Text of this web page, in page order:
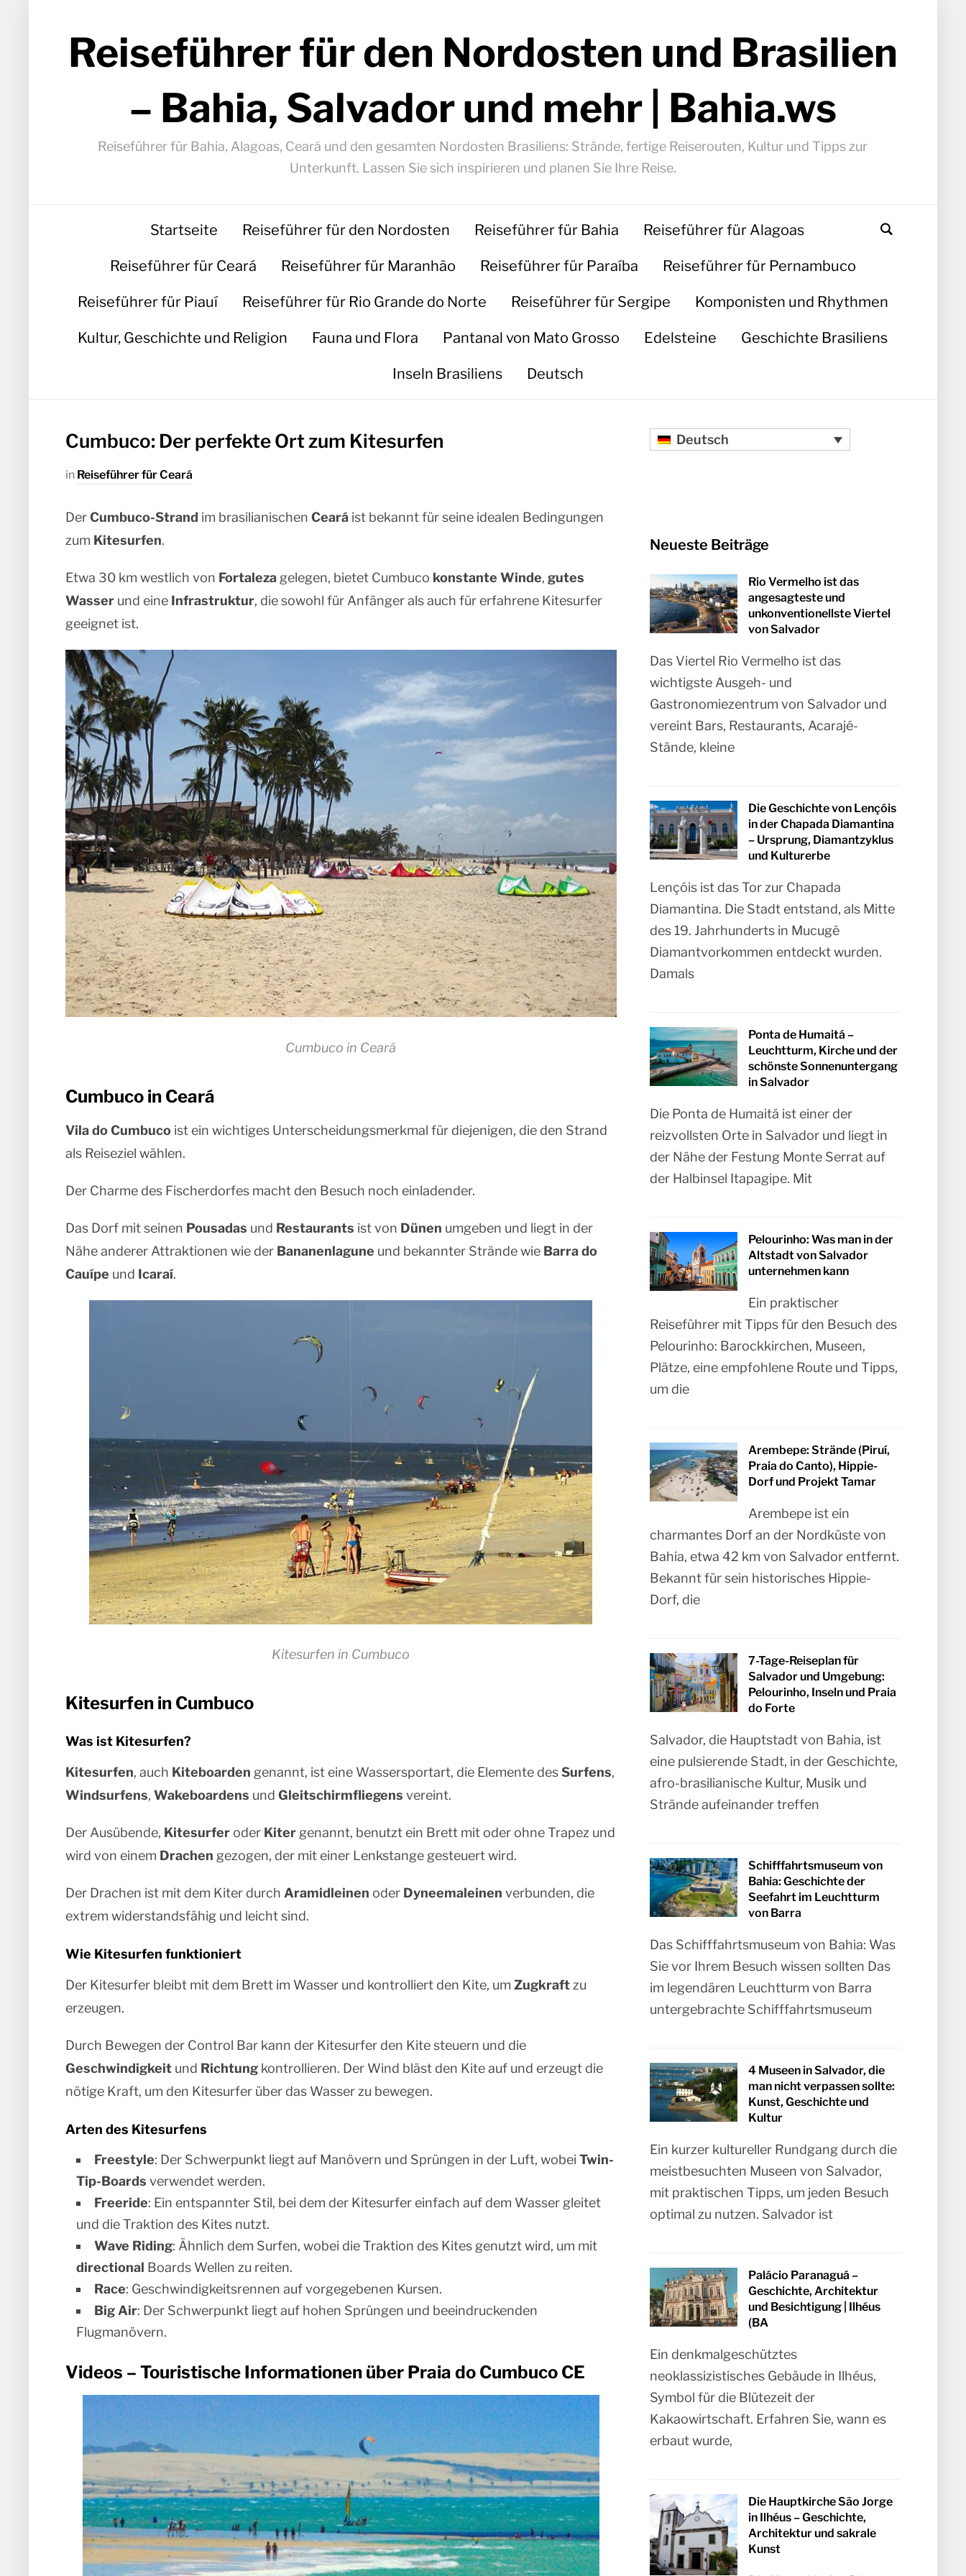
Reiseführer für den Nordosten und Brasilien
– Bahia, Salvador und mehr | Bahia.ws
Reiseführer für Bahia, Alagoas, Ceará und den gesamten Nordosten Brasiliens: Strände, fertige Reiserouten, Kultur und Tipps zur
Unterkunft. Lassen Sie sich inspirieren und planen Sie Ihre Reise.
Startseite Reiseführer für den Nordosten Reiseführer für Bahia Reiseführer für Alagoas
Reiseführer für Ceará Reiseführer für Maranhão Reiseführer für Paraíba Reiseführer für Pernambuco
Reiseführer für Piauí Reiseführer für Rio Grande do Norte Reiseführer für Sergipe Komponisten und Rhythmen
Kultur, Geschichte und Religion Fauna und Flora Pantanal von Mato Grosso Edelsteine Geschichte Brasiliens
Inseln Brasiliens Deutsch
Cumbuco: Der perfekte Ort zum Kitesurfen
in Reiseführer für Ceará
DerCumbuco-Strand im brasilianischen Cearáist bekannt für seine idealen Bedingungen
zum Kitesurfen.
Etwa 30 km westlich von Fortalezagelegen, bietet Cumbuco konstante Winde, gutes
Wasserund eine Infrastruktur, die sowohl für Anfänger als auch für erfahrene Kitesurfer
geeignet ist.
Cumbuco in Ceará
Cumbuco in Ceará
Vila do Cumbucoist ein wichtiges Unterscheidungsmerkmal für diejenigen, die den Strand
als Reiseziel wählen.
Der Charme des Fischerdorfes macht den Besuch noch einladender.
Das Dorf mit seinen Pousadas und Restaurants ist von Dünen umgeben und liegt in der
Nähe anderer Attraktionen wie der Bananenlagune und bekannter Strände wie Barra do
Cauípe und Icaraí.
Kitesurfen in Cumbuco
Kitesurfen in Cumbuco
Was ist Kitesurfen?
Kitesurfen, auch Kiteboarden genannt, ist eine Wassersportart, die Elemente desSurfens,
Windsurfens, Wakeboardens und Gleitschirmfliegens vereint.
Der Ausübende, Kitesurferoder Kitergenannt, benutzt ein Brett mit oder ohne Trapez und
wird von einem Drachen gezogen, der mit einer Lenkstange gesteuert wird.
Der Drachen ist mit dem Kiter durch Aramidleinen oder Dyneemaleinen verbunden, die
extrem widerstandsfähig und leicht sind.
Wie Kitesurfen funktioniert
Der Kitesurfer bleibt mit dem Brett im Wasser und kontrolliert den Kite, um Zugkraftzu
erzeugen.
Durch Bewegen der Control Bar kann der Kitesurfer den Kite steuern und die
Geschwindigkeitund Richtungkontrollieren. Der Wind bläst den Kite auf und erzeugt die
nötige Kraft, um den Kitesurfer über das Wasser zu bewegen.
Arten des Kitesurfens
Freestyle: Der Schwerpunkt liegt auf Manövern und Sprüngen in der Luft, wobei Twin-
Tip-Boards verwendet werden.
Freeride: Ein entspannter Stil, bei dem der Kitesurfer einfach auf dem Wasser gleitet
und die Traktion des Kites nutzt.
Wave Riding: Ähnlich dem Surfen, wobei die Traktion des Kites genutzt wird, um mit
directional Boards Wellen zu reiten.
Race: Geschwindigkeitsrennen auf vorgegebenen Kursen.
Big Air: Der Schwerpunkt liegt auf hohen Sprüngen und beeindruckenden
Flugmanövern.
Videos – Touristische Informationen über Praia do Cumbuco CE
Deutsch
Neueste Beiträge
Rio Vermelho ist das
angesagteste und
unkonventionellste Viertel
von Salvador
Das Viertel Rio Vermelho ist das
wichtigste Ausgeh- und
Gastronomiezentrum von Salvador und
vereint Bars, Restaurants, Acarajé-
Stände, kleine
Die Geschichte von Lençóis
in der Chapada Diamantina
– Ursprung, Diamantzyklus
und Kulturerbe
Lençóis ist das Tor zur Chapada
Diamantina. Die Stadt entstand, als Mitte
des 19. Jahrhunderts in Mucugê
Diamantvorkommen entdeckt wurden.
Damals
Ponta de Humaitá –
Leuchtturm, Kirche und der
schönste Sonnenuntergang
in Salvador
Die Ponta de Humaitá ist einer der
reizvollsten Orte in Salvador und liegt in
der Nähe der Festung Monte Serrat auf
der Halbinsel Itapagipe. Mit
Pelourinho: Was man in der
Altstadt von Salvador
unternehmen kann
Ein praktischer
Reiseführer mit Tipps für den Besuch des
Pelourinho: Barockkirchen, Museen,
Plätze, eine empfohlene Route und Tipps,
um die
Arembepe: Strände (Piruí,
Praia do Canto), Hippie-
Dorf und Projekt Tamar
Arembepe ist ein
charmantes Dorf an der Nordküste von
Bahia, etwa 42 km von Salvador entfernt.
Bekannt für sein historisches Hippie-
Dorf, die
7-Tage-Reiseplan für
Salvador und Umgebung:
Pelourinho, Inseln und Praia
do Forte
Salvador, die Hauptstadt von Bahia, ist
eine pulsierende Stadt, in der Geschichte,
afro-brasilianische Kultur, Musik und
Strände aufeinander treffen
Schifffahrtsmuseum von
Bahia: Geschichte der
Seefahrt im Leuchtturm
von Barra
Das Schifffahrtsmuseum von Bahia: Was
Sie vor Ihrem Besuch wissen sollten Das
im legendären Leuchtturm von Barra
untergebrachte Schifffahrtsmuseum
4 Museen in Salvador, die
man nicht verpassen sollte:
Kunst, Geschichte und
Kultur
Ein kurzer kultureller Rundgang durch die
meistbesuchten Museen von Salvador,
mit praktischen Tipps, um jeden Besuch
optimal zu nutzen. Salvador ist
Palácio Paranaguá –
Geschichte, Architektur
und Besichtigung | Ilhéus
(BA
Ein denkmalgeschütztes
neoklassizistisches Gebäude in Ilhéus,
Symbol für die Blütezeit der
Kakaowirtschaft. Erfahren Sie, wann es
erbaut wurde,
Die Hauptkirche São Jorge
in Ilhéus – Geschichte,
Architektur und sakrale
Kunst